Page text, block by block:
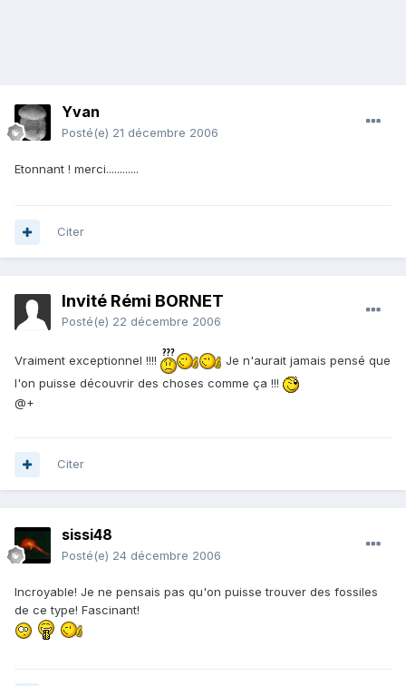
Yvan
Posté(e) 21 décembre 2006
Etonnant ! merci............
Citer
Invité Rémi BORNET
Posté(e) 22 décembre 2006
Vraiment exceptionnel !!!!
Je n'aurait jamais pensé que
l'on puisse découvrir des choses comme ça !!!
@+
Citer
sissi48
Posté(e) 24 décembre 2006
Incroyable! Je ne pensais pas qu'on puisse trouver des fossiles
de ce type! Fascinant!